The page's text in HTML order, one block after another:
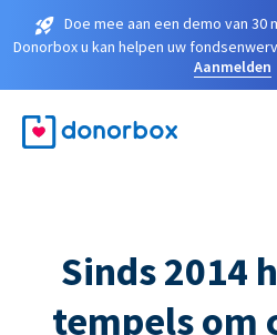
Doe mee aan een demo van 30
Donorbox u kan helpen uw
Aanmelden
Sinds 2014
tempels om